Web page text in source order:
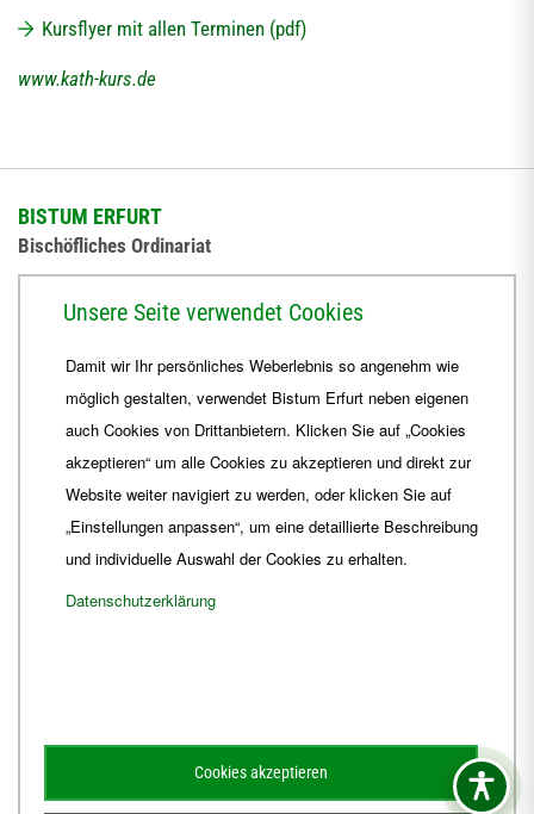
Kursflyer mit allen Terminen (pdf)
www.kath-kurs.de
BISTUM ERFURT
Bischöfliches Ordinariat
+49 361 6572-444
E-Mail ordinariat@Bistum-Erfurt.de
Schematismus Amtsblatt
Unsere Seite verwendet Cookies
Damit wir Ihr persönliches Weberlebnis so angenehm wie
möglich gestalten, verwendet Bistum Erfurt neben eigenen
auch Cookies von Drittanbietern. Klicken Sie auf „Cookies
akzeptieren“ um alle Cookies zu akzeptieren und direkt zur
Website weiter navigiert zu werden, oder klicken Sie auf
„Einstellungen anpassen“, um eine detaillierte Beschreibung
und individuelle Auswahl der Cookies zu erhalten.
Datenschutzerklärung
Cookies akzeptieren